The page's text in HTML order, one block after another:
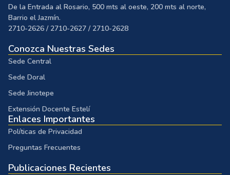
De la Entrada al Rosario, 500 mts al oeste, 200 mts al norte,
Barrio el Jazmín.
2710-2626 / 2710-2627 / 2710-2628
Conozca Nuestras Sedes
Sede Central
Sede Doral
Sede Jinotepe
Extensión Docente Estelí
Enlaces Importantes
Políticas de Privacidad
Preguntas Frecuentes
Publicaciones Recientes